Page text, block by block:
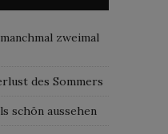
zweimal
des Sommers
schön aussehen